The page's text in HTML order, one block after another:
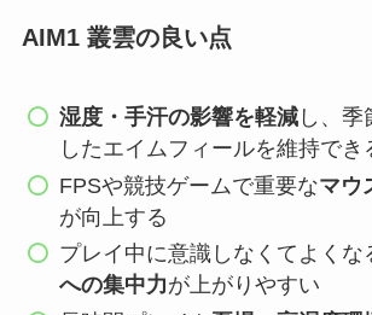
AIM1 叢雲の良い点
湿度・手汗の影響を軽減 し、季
したエイムフィールを維持でき
FPSや競技ゲームで重要なマウ
が向上する
プレイ中に意識しなくてよくな
への集中力が上がりやすい